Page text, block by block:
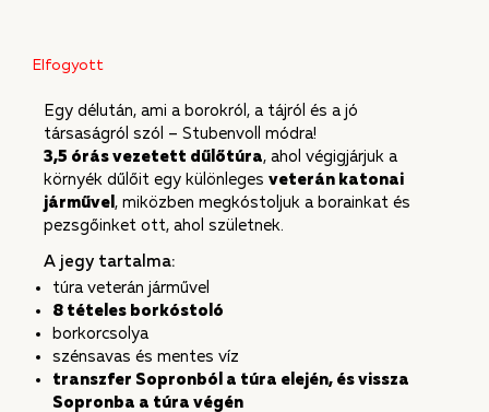
Elfogyott
Egy délután, ami a borokról, a tájról és a jó
társaságról szól – Stubenvoll módra!
3,5 órás vezetett dűlőtúra, ahol végigjárjuk a
környék dűlőit egy különleges veterán katonai
járművel , miközben megkóstoljuk a borainkat és
pezsgőinket ott, ahol születnek.
A jegy tartalma:
túra veterán járművel
8 tételes borkóstoló
borkorcsolya
szénsavas és mentes víz
transzfer Sopronból a túra elején, és vissza
Sopronba a túra végén